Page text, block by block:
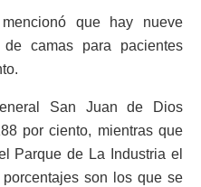
que hay nueve
camas para pacientes
San Juan de Dios
por ciento, mientras que
Parque de La Industria el
son los que se